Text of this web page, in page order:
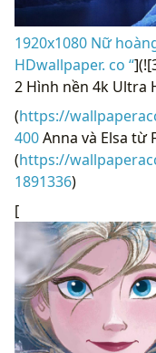
1920x1080 Nữ
HDwallpaper. co “
2 Hình nền 4k Ultra
(https://
400Anna và Elsa từ
(https://
1891336)
[